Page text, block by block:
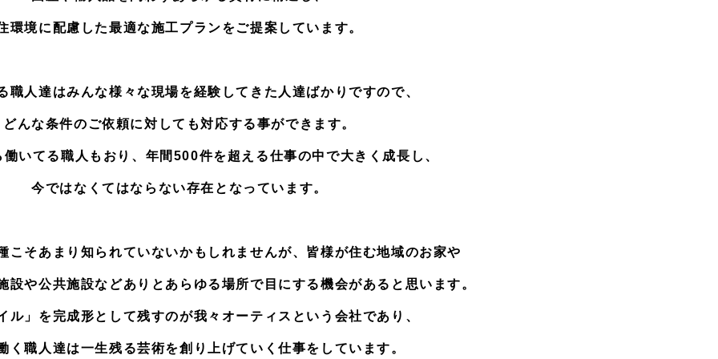
環境に配慮した最適な施工プランをご提案しています。
職人達はみんな様々な現場を経験してきた人達ばかりですので、
どんな条件のご依頼に対しても対応する事ができます。
いてる職人もおり、年間500件を超える仕事の中で大きく成長し、
今ではなくてはならない存在となっています。
こそあまり知られていないかもしれませんが、皆様が住む地域のお家や
設や公共施設などありとあらゆる場所で目にする機会があると思います。
ル」を完成形として残すのが我々オーティスという会社であり、
く職人達は一生残る芸術を創り上げていく仕事をしています。